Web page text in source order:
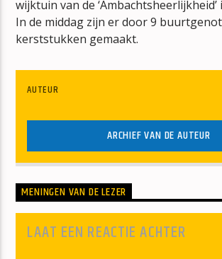
wijktuin van de ‘Ambachtsheerlijkheid’
In de middag zijn er door 9
kerststukken gemaakt.
AUTEUR
ARCHIEF VAN DE AUTEUR
MENINGEN VAN DE LEZER
LAAT EEN REACTIE ACHTER